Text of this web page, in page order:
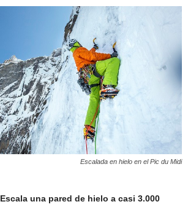
Escalada en hielo en el Pic du Midi
Escala una pared de hielo a casi 3.000